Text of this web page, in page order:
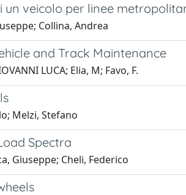
un veicolo per linee
Collina, Andrea
and Track Maintenance
LUCA; Elia, M; Favo, F.
Melzi, Stefano
Spectra
Giuseppe; Cheli, Federico